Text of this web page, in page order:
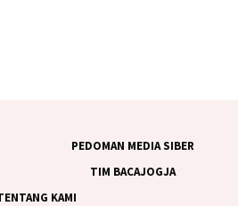
PEDOMAN MEDIA SIBER
TIM BACAJOGJA
KAMI